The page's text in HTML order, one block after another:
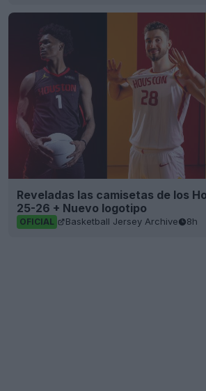
Reveladas las camisetas de los
25-26 + Nuevo logotipo
OFICIAL Basketball Jersey Archive 8h